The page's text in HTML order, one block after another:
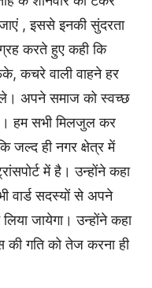
, इससे इनकी सुंदरता
करते हुए कही कि
कचरे वाली वाहने हर
अपने समाज को स्वच्छ
हम सभी मिलजुल कर
जल्द ही नगर क्षेत्र में
में है। उन्होंने कहा
वार्ड सदस्यों से अपने
जायेगा। उन्होंने कहा
की गति को तेज करना ही